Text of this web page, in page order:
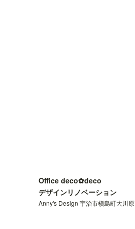
Office deco✿deco
デザインリノベーション
Anny's Design 宇治市槇島町大川原